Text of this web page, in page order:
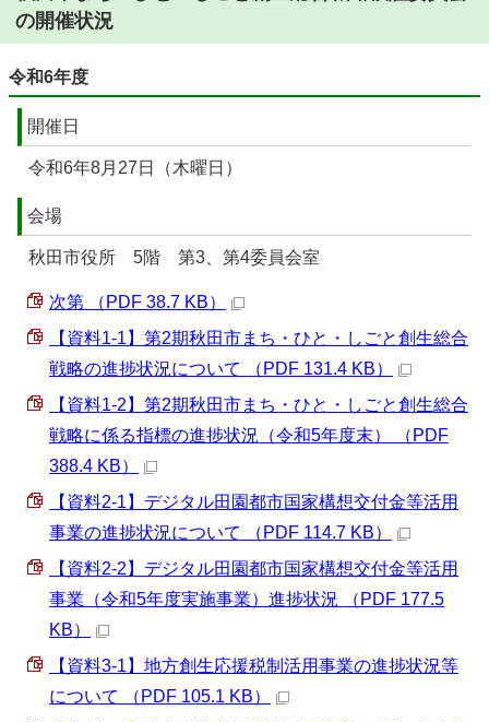
の開催状況
令和6年度
開催日
令和6年8月27日（木曜日）
会場
秋田市役所 5階 第3、第4委員会室
次第 （PDF 38.7 KB）
【資料1-1】第2期秋田市まち・ひと・しごと創生総合
戦略の進捗状況について （PDF 131.4 KB）
【資料1-2】第2期秋田市まち・ひと・しごと創生総合
戦略に係る指標の進捗状況（令和5年度末） （PDF
388.4 KB）
【資料2-1】デジタル田園都市国家構想交付金等活用
事業の進捗状況について （PDF 114.7 KB）
【資料2-2】デジタル田園都市国家構想交付金等活用
事業（令和5年度実施事業）進捗状況 （PDF 177.5
KB）
【資料3-1】地方創生応援税制活用事業の進捗状況等
について （PDF 105.1 KB）